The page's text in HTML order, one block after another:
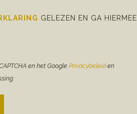
GELEZEN EN GA HIERMEE
en het Google Privacybeleiden